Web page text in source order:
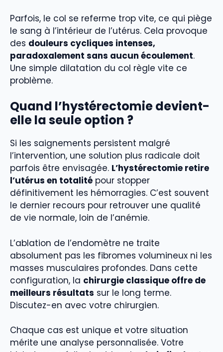
Parfois, le col se referme trop vite, ce qui piège
le sang à l’intérieur de l’utérus. Cela provoque
des douleurs cycliques intenses,
paradoxalement sans aucun écoulement.
Une simple dilatation du col règle vite ce
problème.
Quand l’hystérectomie devient-
elle la seule option ?
Si les saignements persistent malgré
l’intervention, une solution plus radicale doit
parfois être envisagée. L’hystérectomie retire
l’utérus en totalité pour stopper
définitivement les hémorragies. C’est souvent
le dernier recours pour retrouver une qualité
de vie normale, loin de l’anémie.
L’ablation de l’endomètre ne traite
absolument pas les fibromes volumineux ni les
masses musculaires profondes. Dans cette
configuration, la chirurgie classique offre de
meilleurs résultats sur le long terme.
Discutez-en avec votre chirurgien.
Chaque cas est unique et votre situation
mérite une analyse personnalisée. Votre